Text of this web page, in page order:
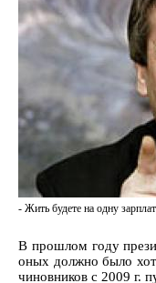
- Жить будете на одну
В прошлом году
оных должно было
чиновников с 2009 г.